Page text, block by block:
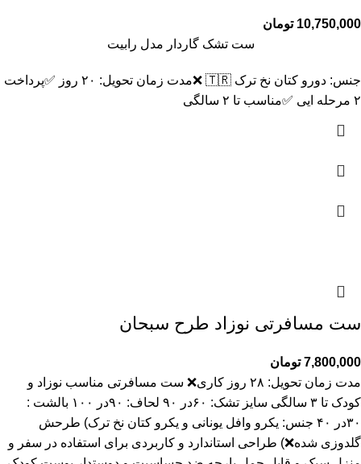
10,750,000 تومان
ست تشک گاردار مدل رابیت
جنس: دورو کتان نخ ترک 🇹🇷 ❌️مدت زمان تحویل: ۲۰ روز ✅️پرداخت
۲ مرحله ایی ✅️مناسب تا ۲ سالگی
ست مسافرتی نوزاد طرح سبحان
7,800,000 تومان
مدت زمان تحويل: ۲۸ روز کاری❌️ ست مسافرتی مناسب نوزاد و
کودک تا ۳ سالگی سایز تشک: ۶۰در ۹۰ لحاف: ۹۰در ۱۰۰ بالشت :
۳۰در ۴۰ جنس: یکرو وافل یونانی و یکرو کتان نخ ترک) طرحش
گلدوزی شده❌️) طراحی استاندارد و کاربردی برای استفاده در سفر و